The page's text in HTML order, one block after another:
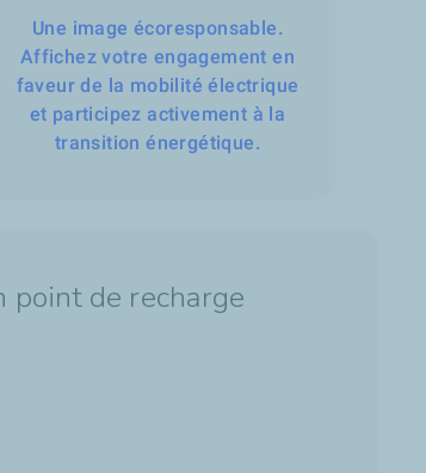
Une image écoresponsable.
Affichez votre engagement en
faveur de la mobilité électrique
et participez activement à la
transition énergétique.
point de recharge